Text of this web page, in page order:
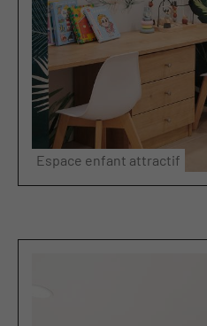
Espace enfant attractif